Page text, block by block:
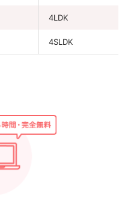
4LDK
4SLDK